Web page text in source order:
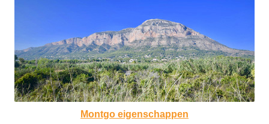
Montgo eigenschappen